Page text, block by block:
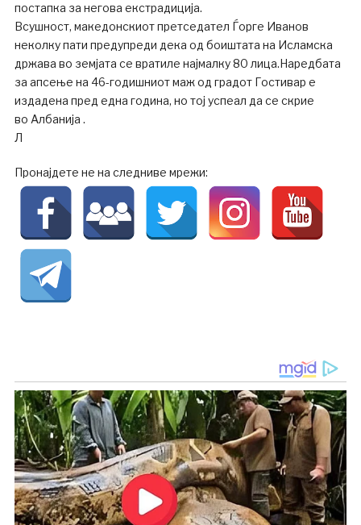
постапка за негова екстрадиција.
Всушност, македонскиот претседател Ѓорге Иванов
неколку пати предупреди дека од боиштата на Исламска
држава во земјата се вратиле најмалку 80 лица.Наредбата
за апсење на 46-годишниот маж од градот Гостивар е
издадена пред една година, но тој успеал да се скрие
во Албанија .
Л
Пронајдете не на следниве мрежи: